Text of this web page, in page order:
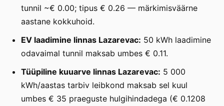
tunnil ~€ 0.00; tipus € 0.26 — märkimisväärne
aastane kokkuhoid.
EV laadimine linnas Lazarevac: 50 kWh laadimine
odavaimal tunnil maksab umbes € 0.11.
Tüüpiline kuuarve linnas Lazarevac: 5 000
kWh/aastas tarbiv leibkond maksab sel kuul
umbes € 35 praeguste hulgihindadega (€ 0.1208